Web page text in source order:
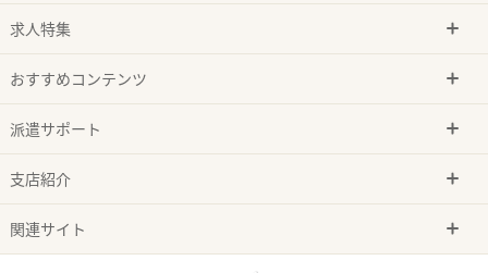
求人特集
おすすめコンテンツ
派遣サポート
支店紹介
関連サイト